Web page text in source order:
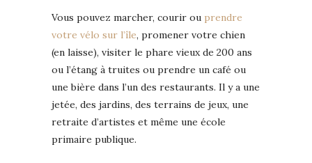
Vous pouvez marcher, courir ou prendre
votre vélo sur l’île, promener votre chien
(en laisse), visiter le phare vieux de 200 ans
ou l’étang à truites ou prendre un café ou
une bière dans l’un des restaurants. Il y a une
jetée, des jardins, des terrains de jeux, une
retraite d’artistes et même une école
primaire publique.